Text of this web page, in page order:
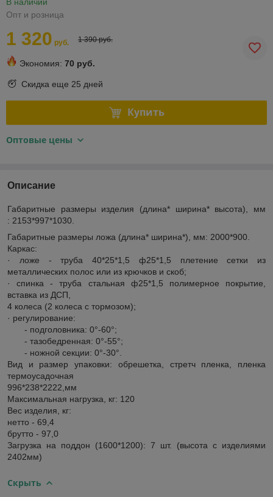
Опт и розница
1 320 руб. 1 390 руб.
Экономия: 70 руб.
Скидка еще 25 дней
Купить
Оптовые цены
Описание
Габаритные размеры изделия (длина* ширина* высота), мм
: 2153*997*1030.
Габаритные размеры ложа (длина* ширина*), мм: 2000*900.
Каркас:
· ложе - труба 40*25*1,5 ф25*1,5 плетение сетки из
металлических полос или из крючков и скоб;
· спинка - труба стальная ф25*1,5 полимерное покрытие,
вставка из ДСП,
4 колеса (2 колеса с тормозом);
· регулирование:
- подголовника: 0°-60°;
- тазобедренная: 0°-55°;
- ножной секции: 0°-30°.
Вид и размер упаковки: обрешетка, стретч пленка, пленка
термоусадочная
996*238*2222,мм
Максимальная нагрузка, кг: 120
Вес изделия, кг:
нетто - 69,4
брутто - 97,0
Загрузка на поддон (1600*1200): 7 шт. (высота с изделиями
2402мм)
Скрыть